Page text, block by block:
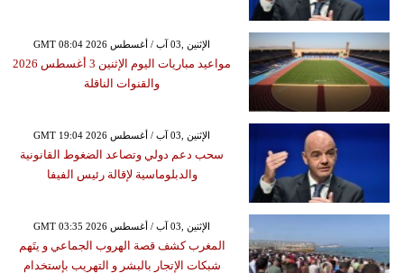
GMT 08:04 2026 الإثنين ,03 آب / أغسطس
مواعيد مباريات اليوم الإثنين 3 أغسطس 2026
والقنوات الناقلة
GMT 19:04 2026 الإثنين ,03 آب / أغسطس
سحب دعم دولي وتصاعد الضغوط القانونية
والدبلوماسية لإقالة رئيس الفيفا
GMT 03:35 2026 الإثنين ,03 آب / أغسطس
المغرب كشف قصة الهروب الجماعي و يتَهم
شبكات الإتجار بالبشر و التهريب بإستخدام